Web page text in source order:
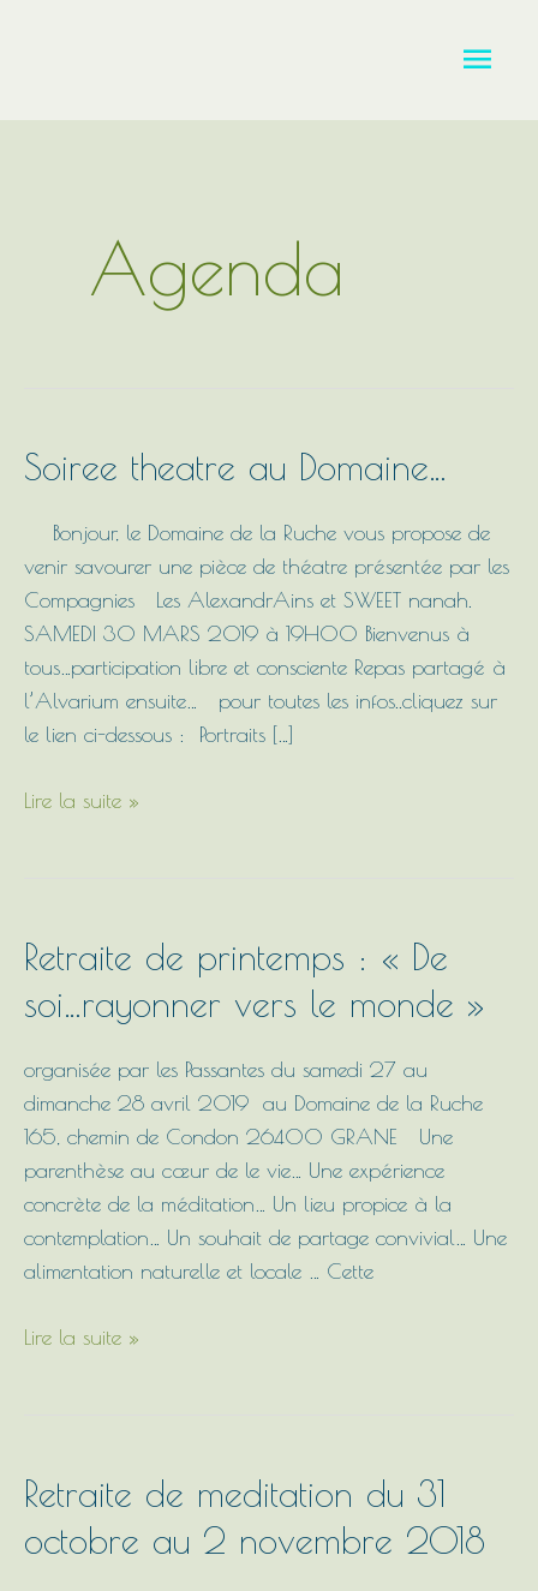
Agenda
Soiree theatre au Domaine…
Bonjour, le Domaine de la Ruche vous propose de
venir savourer une pièce de théatre présentée par les
Compagnies Les AlexandrAins et SWEET nanah.
SAMEDI 30 MARS 2019 à 19H00 Bienvenus à
tous…participation libre et consciente Repas partagé à
l’Alvarium ensuite… pour toutes les infos..cliquez sur
le lien ci-dessous : Portraits […]
Soiree
Domaine…
Lire la suite »
Retraite de printemps : « De
soi…rayonner vers le monde »
organisée par les Passantes du samedi 27 au
dimanche 28 avril 2019 au Domaine de la Ruche
165, chemin de Condon 26400 GRANE Une
parenthèse au cœur de le vie… Une expérience
concrète de la méditation… Un lieu propice à la
contemplation… Un souhait de partage convivial… Une
alimentation naturelle et locale … Cette
Retraite
printemps
« De
soi…
rayonner
vers
le
monde »
Lire la suite »
Retraite de meditation du 31
octobre au 2 novembre 2018
Retraite
meditation